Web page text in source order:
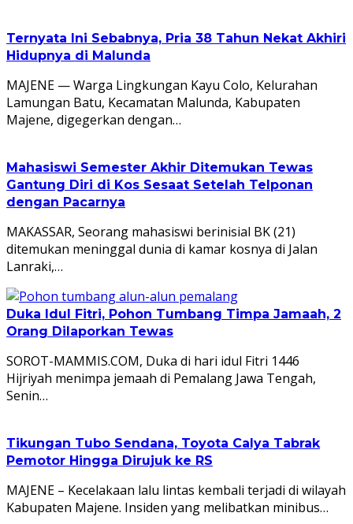
Ternyata Ini Sebabnya, Pria 38 Tahun Nekat Akhiri
Hidupnya di Malunda
MAJENE — Warga Lingkungan Kayu Colo, Kelurahan
Lamungan Batu, Kecamatan Malunda, Kabupaten
Majene, digegerkan dengan…
Mahasiswi Semester Akhir Ditemukan Tewas
Gantung Diri di Kos Sesaat Setelah Telponan
dengan Pacarnya
MAKASSAR, Seorang mahasiswi berinisial BK (21)
ditemukan meninggal dunia di kamar kosnya di Jalan
Lanraki,…
Duka Idul Fitri, Pohon Tumbang Timpa Jamaah, 2
Orang Dilaporkan Tewas
SOROT-MAMMIS.COM, Duka di hari idul Fitri 1446
Hijriyah menimpa jemaah di Pemalang Jawa Tengah,
Senin…
Tikungan Tubo Sendana, Toyota Calya Tabrak
Pemotor Hingga Dirujuk ke RS
MAJENE – Kecelakaan lalu lintas kembali terjadi di wilayah
Kabupaten Majene. Insiden yang melibatkan minibus…